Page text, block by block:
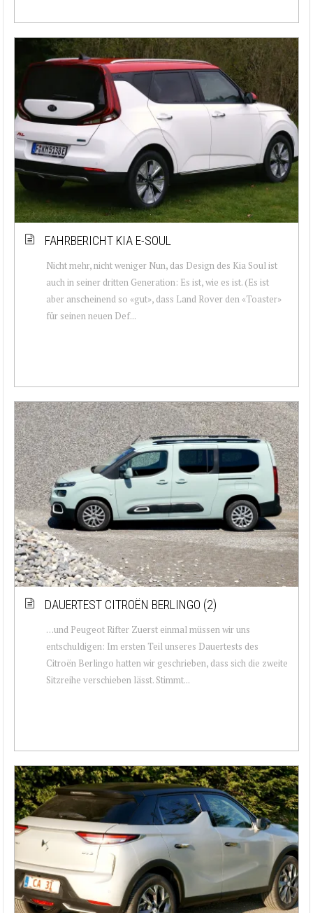
FAHRBERICHT KIA E-SOUL
Nicht mehr, nicht weniger Nun, das Design des Kia Soul ist
auch in seiner dritten Generation: Es ist, wie es ist. (Es ist
aber anscheinend so «gut», dass Land Rover den «Toaster»
für seinen neuen Def...
DAUERTEST CITROËN BERLINGO (2)
…und Peugeot Rifter Zuerst einmal müssen wir uns
entschuldigen: Im ersten Teil unseres Dauertests des
Citroën Berlingo hatten wir geschrieben, dass sich die zweite
Sitzreihe verschieben lässt. Stimmt...